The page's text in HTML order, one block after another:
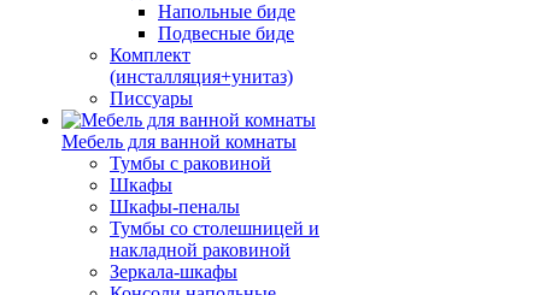
Напольные биде
Подвесные биде
Комплект
(инсталляция+унитаз)
Писсуары
Мебель для ванной комнаты
Тумбы с раковиной
Шкафы
Шкафы-пеналы
Тумбы со столешницей и
накладной раковиной
Зеркала-шкафы